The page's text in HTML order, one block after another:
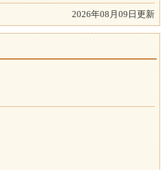
2026年08月09日更新